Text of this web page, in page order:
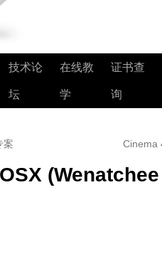
技术论
坛
在线教
学
证书查
询
案 Cinema